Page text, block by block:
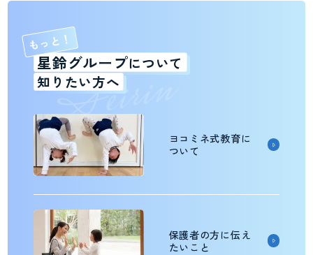
Se
i
r
i
n
もっと！
星鈴グループについて
知りたい方へ
ヨコミネ式教育に
ついて
保護者の方に伝え
たいこと